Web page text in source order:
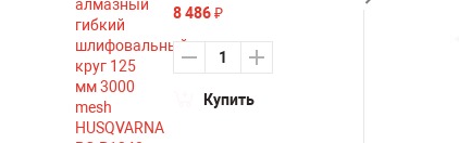
8 486 ₽
Купить